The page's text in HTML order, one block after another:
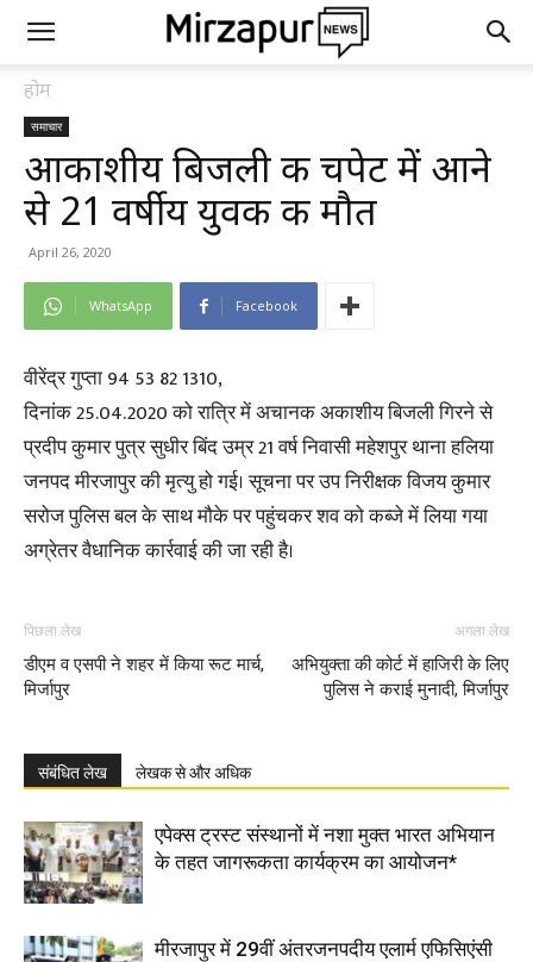
होम
समाचार
आकाशीय बिजली की चपेट में आने
से 21 वर्षीय युवक की मौत
April 26, 2020
WhatsApp Facebook
वीरेंद्र गुप्ता 94 53 82 1310,
दिनांक 25.04.2020 को रात्रि में अचानक अकाशीय बिजली गिरने से
प्रदीप कुमार पुत्र सुधीर बिंद उम्र 21 वर्ष निवासी महेशपुर थाना हलिया
जनपद मीरजापुर की मृत्यु हो गई। सूचना पर उप निरीक्षक विजय कुमार
सरोज पुलिस बल के साथ मौके पर पहुंचकर शव को कब्जे में लिया गया
अग्रेतर वैधानिक कार्रवाई की जा रही है।
पिछला लेख
डीएम व एसपी ने शहर में किया रूट मार्च,
मिर्जापुर
अगला लेख
अभियुक्ता की कोर्ट में हाजिरी के लिए
पुलिस ने कराई मुनादी, मिर्जापुर
संबंधित लेख लेखक से और अधिक
एपेक्स ट्रस्ट संस्थानों में नशा मुक्त भारत अभियान
के तहत जागरूकता कार्यक्रम का आयोजन*
मीरजापुर में 29वीं अंतरजनपदीय एलार्म एफिसिएंसी